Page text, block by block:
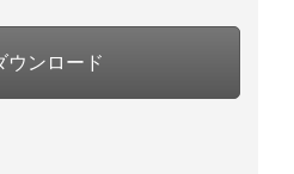
ウンロード